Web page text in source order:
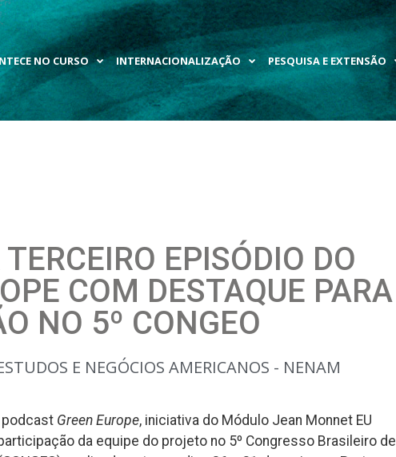
NO CURSO INTERNACIONALIZAÇÃO PESQUISA E EXTENSÃO
EPISÓDIO DO
COM DESTAQUE PARA
NO 5º CONGEO
E NEGÓCIOS AMERICANOS - NENAM
podcast Green Europe, iniciativa do Módulo Jean Monnet EU
da equipe do projeto no 5º Congresso Brasileiro de